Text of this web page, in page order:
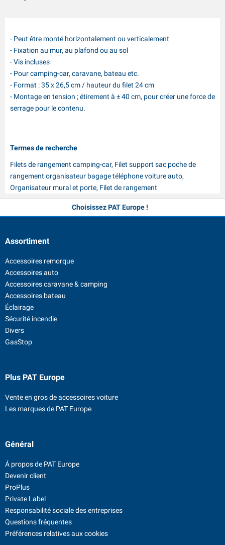
- Peut être monté horizontalement ou verticalement
- Fixation au mur, au plafond ou au sol
- Vis incluses
- Pour camping-car, caravane, bateau etc.
- Format : 35 x 26,5 cm / hauteur du filet 24 cm
- Montage en tension ; étirement à ± 40 cm, pour créer une force de
serrage pour le contenu.
Termes de recherche
Filets de rangement camping-car, Filet support sac poche de
rangement organisateur bagage téléphone voiture auto,
Organisateur mural et porte, Filet de rangement
Choisissez PAT Europe !
Plus de 35 ans d'expérience
Assortiment
Accessoires remorque
Accessoires auto
Accessoires caravane & camping
Accessoires bateau
Éclairage
Sécurité incendie
Divers
GasStop
Plus PAT Europe
Vente en gros de accessoires voiture
Les marques de PAT Europe
Général
Á propos de PAT Europe
Devenir client
ProPlus
Private Label
Responsabilité sociale des entreprises
Questions fréquentes
Préférences relatives aux cookies